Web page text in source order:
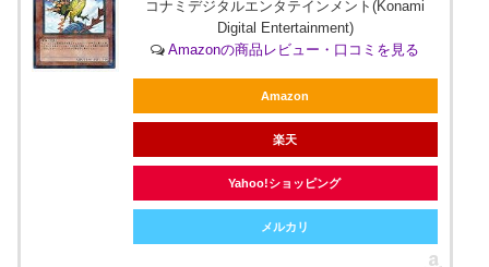
コナミデジタルエンタテインメント(Konami
Digital Entertainment)
Amazonの商品レビュー・口コミを見る
Amazon
楽天
Yahoo!ショッピング
メルカリ